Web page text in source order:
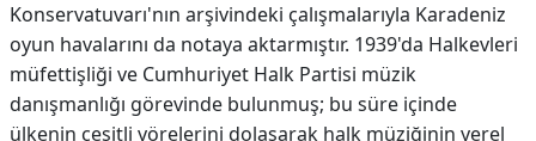
Konservatuvarı'nın arşivindeki çalışmalarıyla Karadeniz
oyun havalarını da notaya aktarmıştır. 1939'da Halkevleri
müfettişliği ve Cumhuriyet Halk Partisi müzik
danışmanlığı görevinde bulunmuş; bu süre içinde
ülkenin çeşitli yörelerini dolaşarak halk müziğinin yerel